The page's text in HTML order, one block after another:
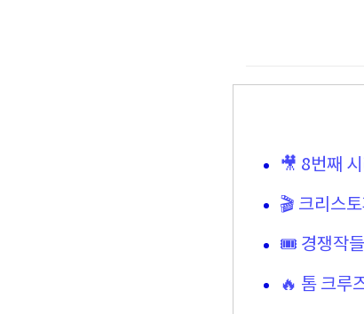
🎥 8번째
🎬 크리스
🎟️ 경쟁작
🔥 톰 크루